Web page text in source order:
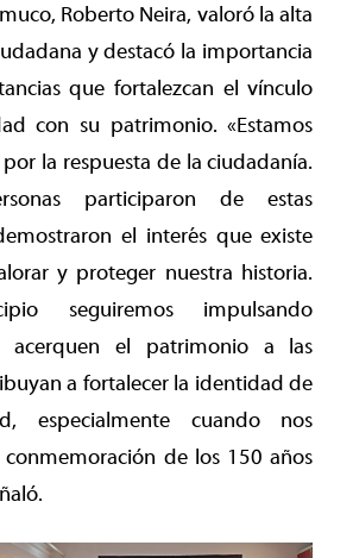
Roberto Neira, valoró la alta
y destacó la importancia
que fortalezcan el vínculo
con su patrimonio. «Estamos
la respuesta de la ciudadanía.
participaron de estas
el interés que existe
y proteger nuestra historia.
seguiremos impulsando
acerquen el patrimonio a las
a fortalecer la identidad de
especialmente cuando nos
conmemoración de los 150 años